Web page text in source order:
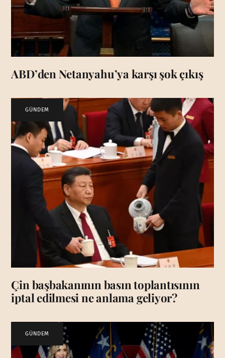
ABD’den Netanyahu’ya karşı şok çıkış
GÜNDEM
Çin başbakanının basın toplantısının
iptal edilmesi ne anlama geliyor?
GÜNDEM